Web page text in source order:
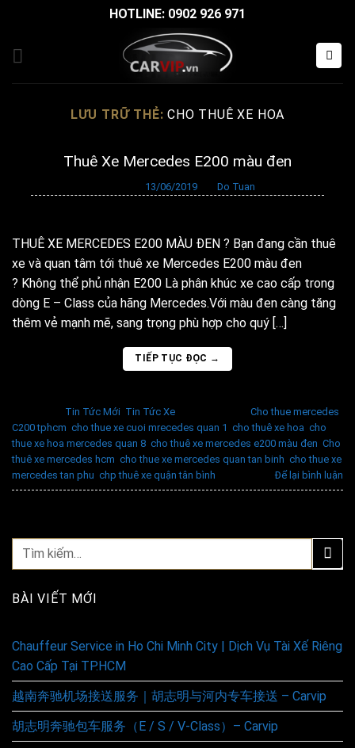
nội
HOTLINE: 0902 926 971
LƯU TRỮ THẺ:CHO THUÊ XE HOA
Thuê Xe Mercedes E200 màu đen
13/06/2019 Do Tuan
THUÊ XE MERCEDES E200 MÀU ĐEN ? Bạn đang cần thuê
xe và quan tâm tới thuê xe Mercedes E200 màu đen
? Không thể phủ nhận E200 Là phân khúc xe cao cấp trong
dòng E – Class của hãng Mercedes.Với màu đen càng tăng
thêm vẻ mạnh mẽ, sang trọng phù hợp cho quý […]
TIẾP TỤC ĐỌC →
Tin Tức Mới Tin Tức Xe
Cho thue mercedes
C200 tphcm cho thue xe cuoi mrecedes quan 1 cho thuê xe hoa cho
thue xe hoa mercedes quan 8 cho thuê xe mercedes e200 màu đen Cho
thuê xe mercedes hcm cho thue xe mercedes quan tan binh cho thue xe
mercedes tan phu chp thuê xe quận tân bình Để lại bình luận
BÀI VIẾT MỚI
Chauffeur Service in Ho Chi Minh City | Dịch Vụ Tài Xế Riêng
Cao Cấp Tại TP.HCM
越南奔驰机场接送服务｜胡志明与河内专车接送 – Carvip
胡志明奔驰包车服务（E / S / V-Class）– Carvip